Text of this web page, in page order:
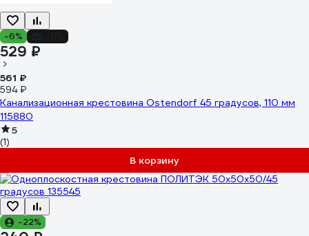
-6%
529 ₽
561 ₽
594 ₽
Канализационная крестовина Ostendorf 45 градусов, 110 мм
115880
5
(1)
В корзину
-22%